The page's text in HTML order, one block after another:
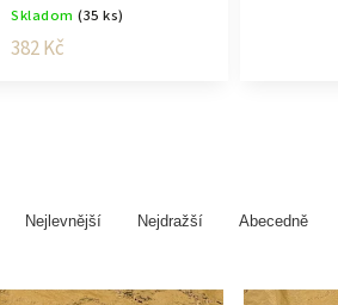
Skladom (35 ks)
382 Kč
Nejlevnější Nejdražší Abecedně